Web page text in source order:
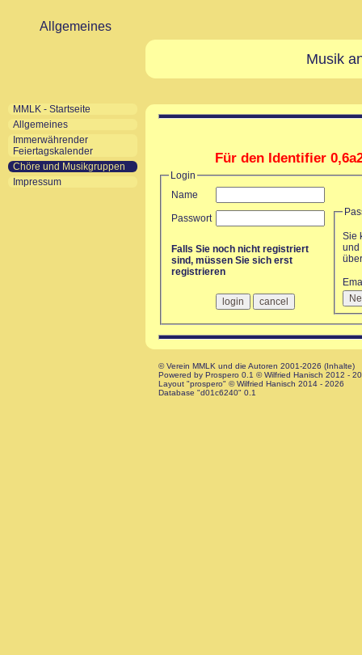
Allgemeines
MMLK - Startseite
Allgemeines
Immerwährender
Feiertagskalender
Chöre und Musikgruppen
Impressum
Musik
Für den Identifier
Login
Name
Passwort
Sie
und
Falls Sie noch nicht registriert
sind, müssen Sie sich erst
registrieren
© Verein MMLK und die Autoren 2001-2026 (Inhalte)
Powered by Prospero 0.1 © Wilfried Hanisch 2012 -
Layout "prospero" © Wilfried Hanisch 2014 - 2026
Database "d01c6240" 0.1